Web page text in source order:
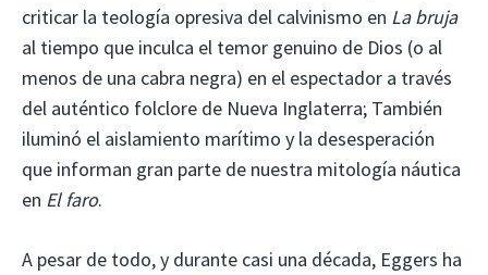
criticar la teología opresiva del calvinismo en La bruja
al tiempo que inculca el temor genuino de Dios (o al
menos de una cabra negra) en el espectador a través
del auténtico folclore de Nueva Inglaterra; También
iluminó el aislamiento marítimo y la desesperación
que informan gran parte de nuestra mitología náutica
en El faro.
A pesar de todo, y durante casi una década, Eggers ha